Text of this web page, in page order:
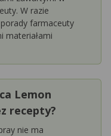
W razie
farmaceuty
materiałami
Lemon
recepty?
nie ma